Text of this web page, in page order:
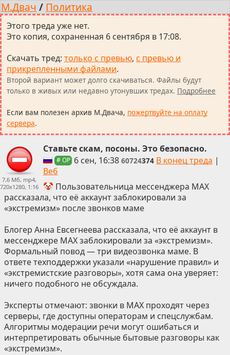
М.Двач / Политика
Этого треда уже нет.
Это копия, сохраненная 6 сентября в 17:08.
Скачать тред: только с превью, с превью и
прикрепленными файлами.
Второй вариант может долго скачиваться. Файлы будут
только в живых или недавно утонувших тредах. Подробнее
Если вам полезен архив М.Двача, пожертвуйте на оплату
сервера.
7,6 Мб, mp4,
720x1280, 1:16
Ставьте скам, посоны. Это безопасно.
# OP 6 сен, 16:38 60724374 В конец треда |
Веб
🤡 Пользовательница мессенджера MAX
рассказала, что её аккаунт заблокировали за
«экстремизм» после звонков маме
Блогер Анна Евсегнеева рассказала, что её аккаунт в
мессенджере MAX заблокировали за «экстремизм».
Формальный повод — три видеозвонка маме. В
ответе техподдержки указали «нарушение правил» и
«экстремистские разговоры», хотя сама она уверяет:
ничего подобного не обсуждала.
Эксперты отмечают: звонки в MAX проходят через
серверы, где доступны операторам и спецслужбам.
Алгоритмы модерации речи могут ошибаться и
интерпретировать обычные бытовые разговоры как
«экстремизм».